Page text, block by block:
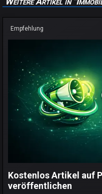
Empfehlung
Kostenlos Artikel auf
veröffentlichen